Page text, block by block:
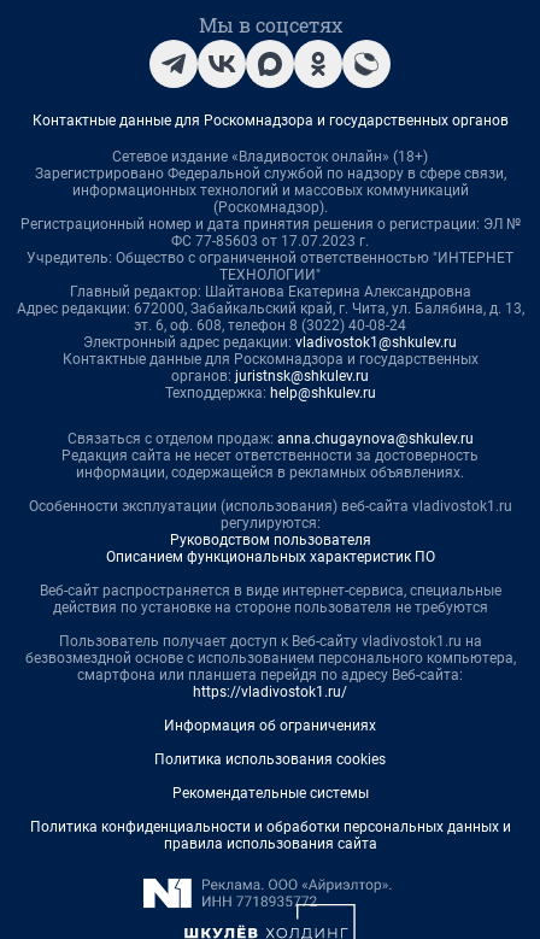
Мы в соцсетях
Контактные данные для Роскомнадзора и государственных органов
Сетевое издание «Владивосток онлайн» (18+)
Зарегистрировано Федеральной службой по надзору в сфере связи,
информационных технологий и массовых коммуникаций
(Роскомнадзор).
Регистрационный номер и дата принятия решения о регистрации: ЭЛ №
ФС 77-85603 от 17.07.2023 г.
Учредитель: Общество с ограниченной ответственностью "ИНТЕРНЕТ
ТЕХНОЛОГИИ"
Главный редактор: Шайтанова Екатерина Александровна
Адрес редакции: 672000, Забайкальский край, г. Чита, ул. Балябина, д. 13,
эт. 6, оф. 608, телефон 8 (3022) 40-08-24
Электронный адрес редакции: vladivostok1@shkulev.ru
Контактные данные для Роскомнадзора и государственных
органов: juristnsk@shkulev.ru
Техподдержка: help@shkulev.ru
Связаться с отделом продаж: anna.chugaynova@shkulev.ru
Редакция сайта не несет ответственности за достоверность
информации, содержащейся в рекламных объявлениях.
Особенности эксплуатации (использования) веб-сайта vladivostok1.ru
регулируются:
Руководством пользователя
Описанием функциональных характеристик ПО
Веб-сайт распространяется в виде интернет-сервиса, специальные
действия по установке на стороне пользователя не требуются
Пользователь получает доступ к Веб-сайту vladivostok1.ru на
безвозмездной основе с использованием персонального компьютера,
смартфона или планшета перейдя по адресу Веб-сайта:
https://vladivostok1.ru/
Информация об ограничениях
Политика использования cookies
Рекомендательные системы
Политика конфиденциальности и обработки персональных данных и
правила использования сайта